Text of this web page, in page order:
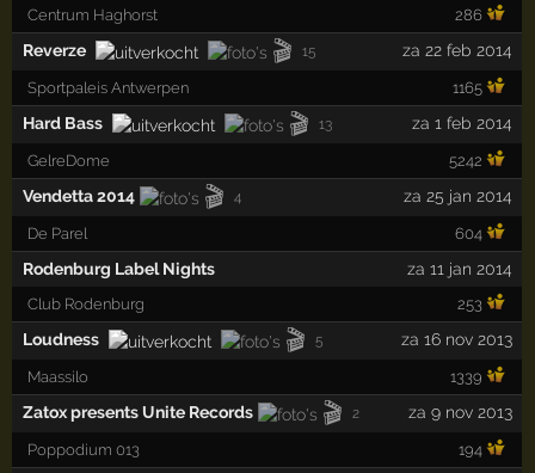
Centrum Haghorst 286
Reverze 🎬 15 za 22 feb 2014
Sportpaleis Antwerpen 1165
Hard Bass 🎬 13 za 1 feb 2014
GelreDome 5242
Vendetta 2014 🎬 4 za 25 jan 2014
De Parel 604
Rodenburg Label Nights za 11 jan 2014
Club Rodenburg 253
Loudness 🎬 5 za 16 nov 2013
Maassilo 1339
Zatox presents Unite Records 🎬 2 za 9 nov 2013
Poppodium 013 194